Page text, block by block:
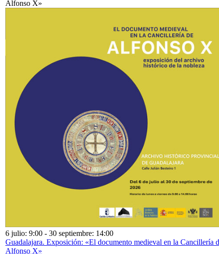
Alfonso X»
6 julio: 9:00 - 30 septiembre: 14:00
Guadalajara. Exposición: «El documento medieval en la Cancillería
Alfonso X»